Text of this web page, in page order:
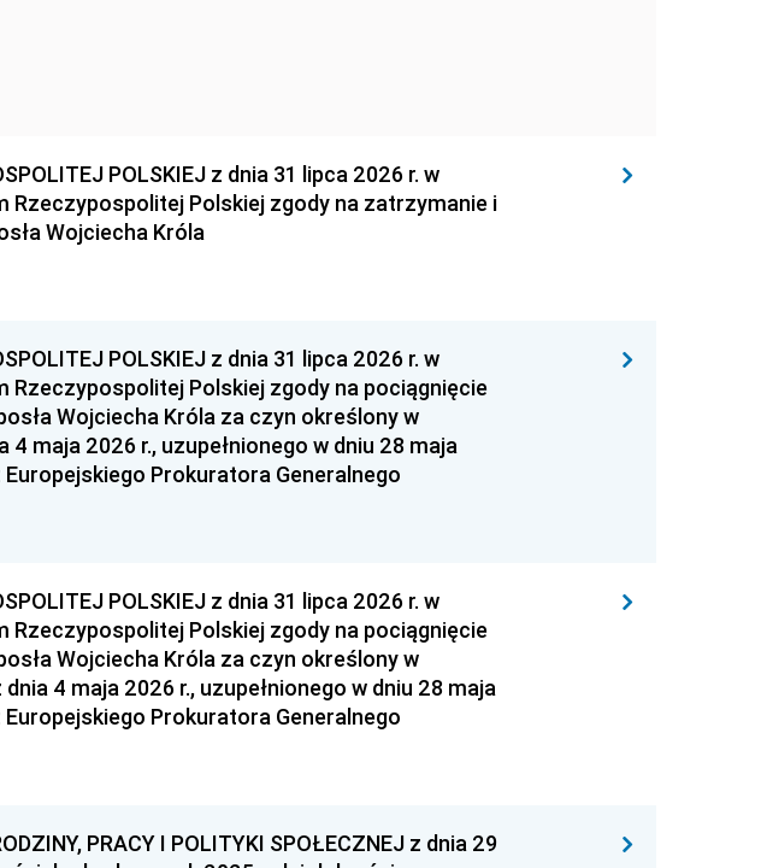
POLSKIEJ z dnia 31 lipca 2026 r. w
Rzeczypospolitej Polskiej zgody na zatrzymanie i
Wojciecha Króla
POLSKIEJ z dnia 31 lipca 2026 r. w
Rzeczypospolitej Polskiej zgody na pociągnięcie
Wojciecha Króla za czyn określony w
maja 2026 r., uzupełnionego w dniu 28 maja
Prokuratora Generalnego
POLSKIEJ z dnia 31 lipca 2026 r. w
Rzeczypospolitej Polskiej zgody na pociągnięcie
Wojciecha Króla za czyn określony w
4 maja 2026 r., uzupełnionego w dniu 28 maja
Prokuratora Generalnego
PRACY I POLITYKI SPOŁECZNEJ z dnia 29